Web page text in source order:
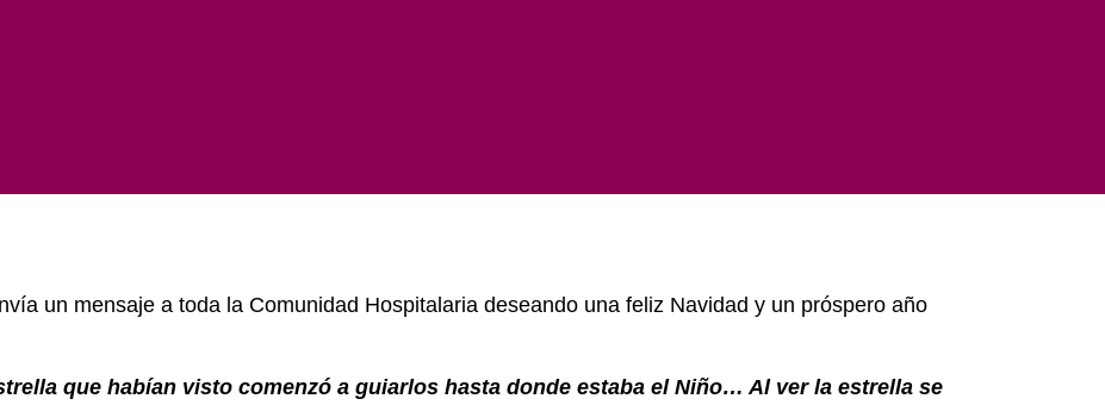
un mensaje a toda la Comunidad Hospitalaria deseando una feliz Navidad y un próspero año
que habían visto comenzó a guiarlos hasta donde estaba el Niño… Al ver la estrella se